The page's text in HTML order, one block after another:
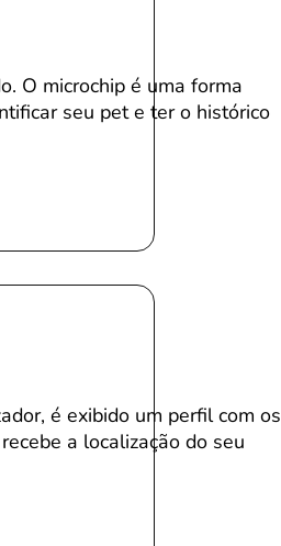
O microchip é uma forma
seu pet e ter o histórico
é exibido um perfil com os
a localização do seu